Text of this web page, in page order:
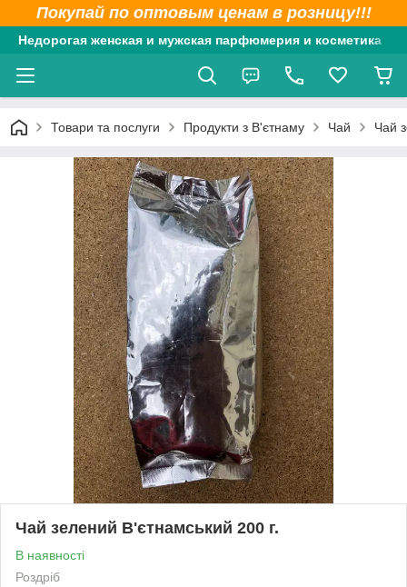
Покупай по оптовым ценам в розницу!!!
Недорогая женская и мужская парфюмерия и косметика
Товари та послуги Продукти з В'єтнаму Чай Чай
Чай зелений В'єтнамський 200 г.
В наявності
Роздріб